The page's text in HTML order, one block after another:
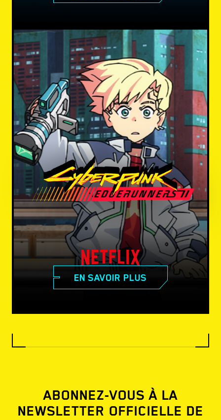
EN SAVOIR PLUS
ABONNEZ-VOUS À LA
NEWSLETTER OFFICIELLE DE